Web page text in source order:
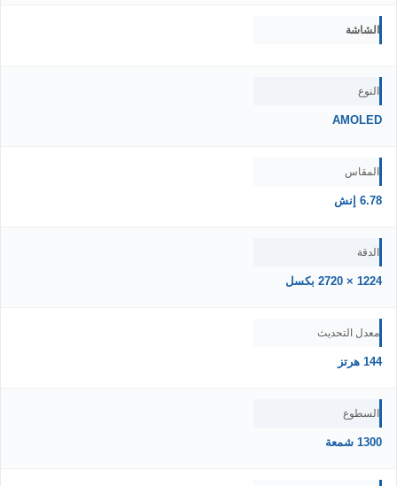
الشاشة
النوع
AMOLED
المقاس
6.78 إنش
الدقة
1224 × 2720 بكسل
معدل التحديث
144 هرتز
السطوع
1300 شمعة